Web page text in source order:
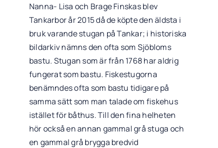
Nanna- Lisa och Brage Finskas blev
Tankarbor år 2015 då de köpte den äldsta i
bruk varande stugan på Tankar; i historiska
bildarkiv nämns den ofta som Sjöbloms
bastu. Stugan som är från 1768 har aldrig
fungerat som bastu. Fiskestugorna
benämndes ofta som bastu tidigare på
samma sätt som man talade om fiskehus
istället för båthus. Till den fina helheten
hör också en annan gammal grå stuga och
en gammal grå brygga bredvid